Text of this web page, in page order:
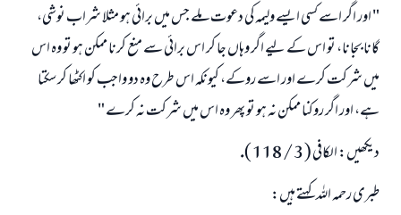
" اور اگر اسے كسى ايسے وليمہ كى دعوت ملے جس ميں برائى ہو مثلا شراب نوشى،
گانا بجانا، تو اس كے ليے اگر وہاں جا كر اس برائى سے منع كرنا ممكن ہو تو وہ اس
ميں شركت كرے اور اسے روكے، كيونكہ اس طرح وہ دو واجب كو اكٹھا كر سكتا
ہے، اور اگر روكنا ممكن نہ ہو تو پھر وہ اس ميں شركت نہ كرے "
ديكھيں: الكافى ( 3 / 118 ).
طبرى رحمہ اللہ كہتے ہيں: